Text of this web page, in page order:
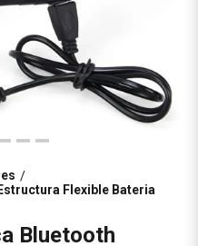
/
Flexible Bateria
Bluetooth